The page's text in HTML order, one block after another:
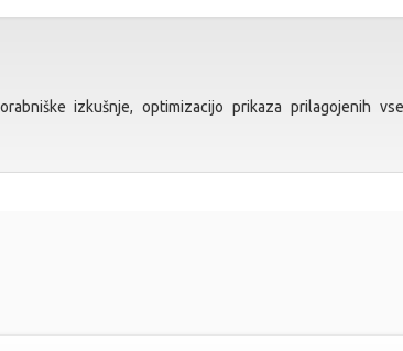
izkušnje, optimizacijo prikaza prilagojenih